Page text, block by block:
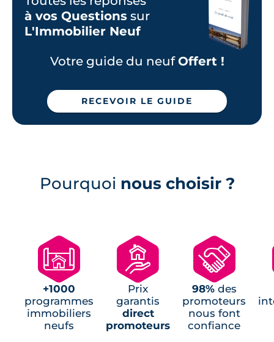
Programmes neufs Bain-de-Bretagne (1)
Programmes neufs Bréal-sous-Montfort
(1)
Programmes neufs Brécé (1)
Programmes neufs Chevaigné (1)
Programmes neufs Montgermont (1)
Programmes neufs Saint-Aubin-
à vos Questions sur
L'Immobilier Neuf
Votre guide du neufOffert !
RECEVOIR LE GUIDE
Pourquoi nous choisir ?
🗺
+1000
programmes
immobiliers
neufs
🏘
Prix
garantis
direct
promoteurs
🤝
98%des
promoteurs
nous font
confiance